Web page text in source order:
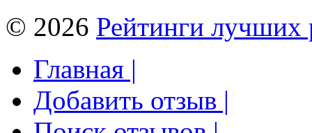
© 2026 Рейтинги лучших
Главная |
Добавить отзыв |